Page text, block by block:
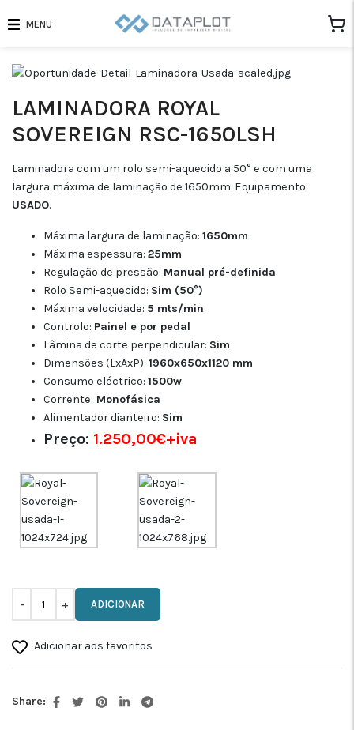
MENU
LAMINADORA ROYAL
SOVEREIGN RSC-1650LSH
Laminadora com um rolo semi-aquecido a 50° e com uma
largura máxima de laminação de 1650mm. Equipamento
USADO.
Máxima largura de laminação: 1650mm
Máxima espessura: 25mm
Regulação de pressão: Manual pré-definida
Rolo Semi-aquecido: Sim (50°)
Máxima velocidade: 5 mts/min
Controlo: Painel e por pedal
Lâmina de corte perpendicular: Sim
Dimensões (LxAxP): 1960x650x1120 mm
Consumo eléctrico: 1500w
Corrente: Monofásica
Alimentador dianteiro: Sim
Preço: 1.250,00€+iva
ADICIONAR
Adicionar aos favoritos
Share: